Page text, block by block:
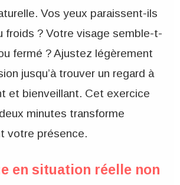
Vos yeux paraissent-ils
froids ? Votre visage semble-t-
fermé ? Ajustez légèrement
jusqu’à trouver un regard à
et bienveillant. Cet exercice
minutes transforme
votre présence.
en situation réelle non